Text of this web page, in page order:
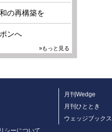
の再構築を
ンへ
»もっと見る
シーについて
月刊Wedge
月刊ひととき
ウェッジブックス